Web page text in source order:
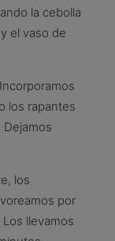
la cebolla
el vaso de
los rapantes
los
por
llevamos